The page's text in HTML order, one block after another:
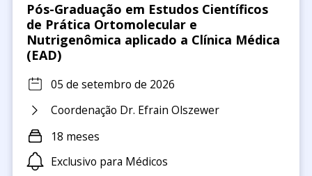
Pós-Graduação em Estudos Científicos
de Prática Ortomolecular e
Nutrigenômica aplicado a Clínica Médica
(EAD)
05 de setembro de 2026
Coordenação Dr. Efrain Olszewer
18 meses
Exclusivo para Médicos